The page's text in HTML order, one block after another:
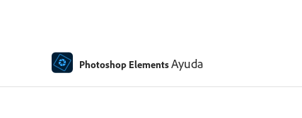
Photoshop ElementsAyuda
Ediciones especiales del modo de